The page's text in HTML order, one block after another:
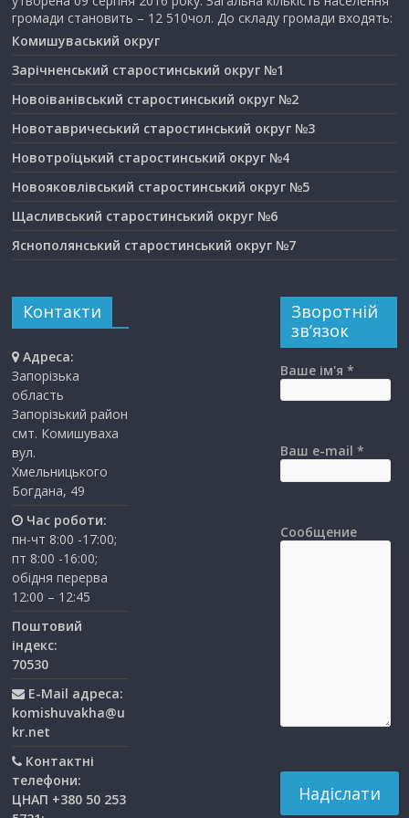
громади становить – 12 510чол. До складу громади входять:
Комишуваський округ
Зарічненський старостинський округ №1
Новоіванівський старостинський округ №2
Новотавричеський старостинський округ №3
Новотроїцький старостинський округ №4
Новояковлівський старостинський округ №5
Щасливський старостинський округ №6
Яснополянський старостинський округ №7
Контакти
Адреса:
Запорізька
область
Запорізький район
смт. Комишуваха
вул.
Хмельницького
Богдана, 49
Час роботи:
пн-чт 8:00 -17:00;
пт 8:00 -16:00;
обідня перерва
12:00 – 12:45
Поштовий
індекс:
70530
E-Mail адреса:
komishuvakha@u
kr.net
Контактні
телефони:
ЦНАП +380 50 253
Зворотній
зв’язок
Ваше ім'я *
Ваш e-mail *
Сообщение